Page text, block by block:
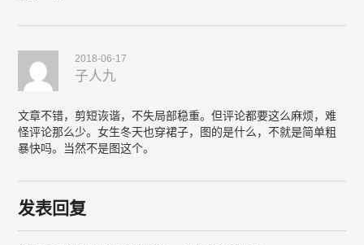
2018-06-17
子人九
文章不错，剪短诙谐，不失局部稳重。但评论都要这么麻烦，难
怪评论那么少。女生冬天也穿裙子，图的是什么，不就是简单粗
暴快吗。当然不是图这个。
发表回复